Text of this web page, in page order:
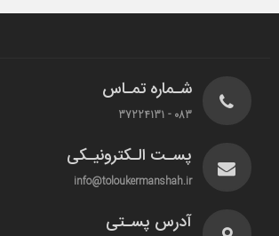
شـماره تمـاس
083 - 37224131
پسـت الـکترونیـکی
info@toloukermanshah.ir
آدرس پسـتی